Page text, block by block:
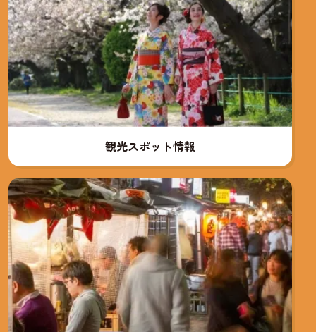
観光スポット情報